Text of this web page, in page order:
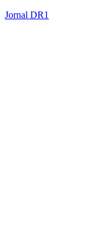
Jornal DR1